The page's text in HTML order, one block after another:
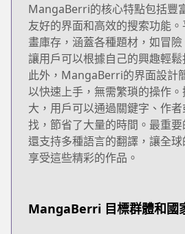
MangaBerri的核心特點包括豐
友好的界面和高效的搜索功能
畫庫存，涵蓋各種題材，如冒險
讓用戶可以根據自己的興趣輕鬆
此外，MangaBerri的界面設計
以快速上手，無需繁瑣的操作
大，用戶可以通過關鍵字、作
找，節省了大量的時間。最重
還支持多種語言的翻譯，讓全
享受這些精彩的作品。
MangaBerri 目標群體和國